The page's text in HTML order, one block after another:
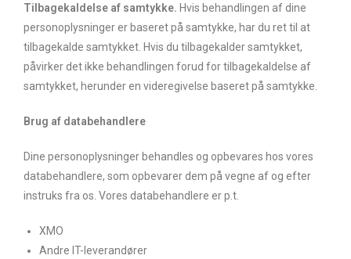
Tilbagekaldelse af samtykke. Hvis behandlingen af dine
personoplysninger er baseret på samtykke, har du ret til at
tilbagekalde samtykket. Hvis du tilbagekalder samtykket,
påvirker det ikke behandlingen forud for tilbagekaldelse af
samtykket, herunder en videregivelse baseret på samtykke.
Brug af databehandlere
Dine personoplysninger behandles og opbevares hos vores
databehandlere, som opbevarer dem på vegne af og efter
instruks fra os. Vores databehandlere er p.t.
XMO
Andre IT-leverandører